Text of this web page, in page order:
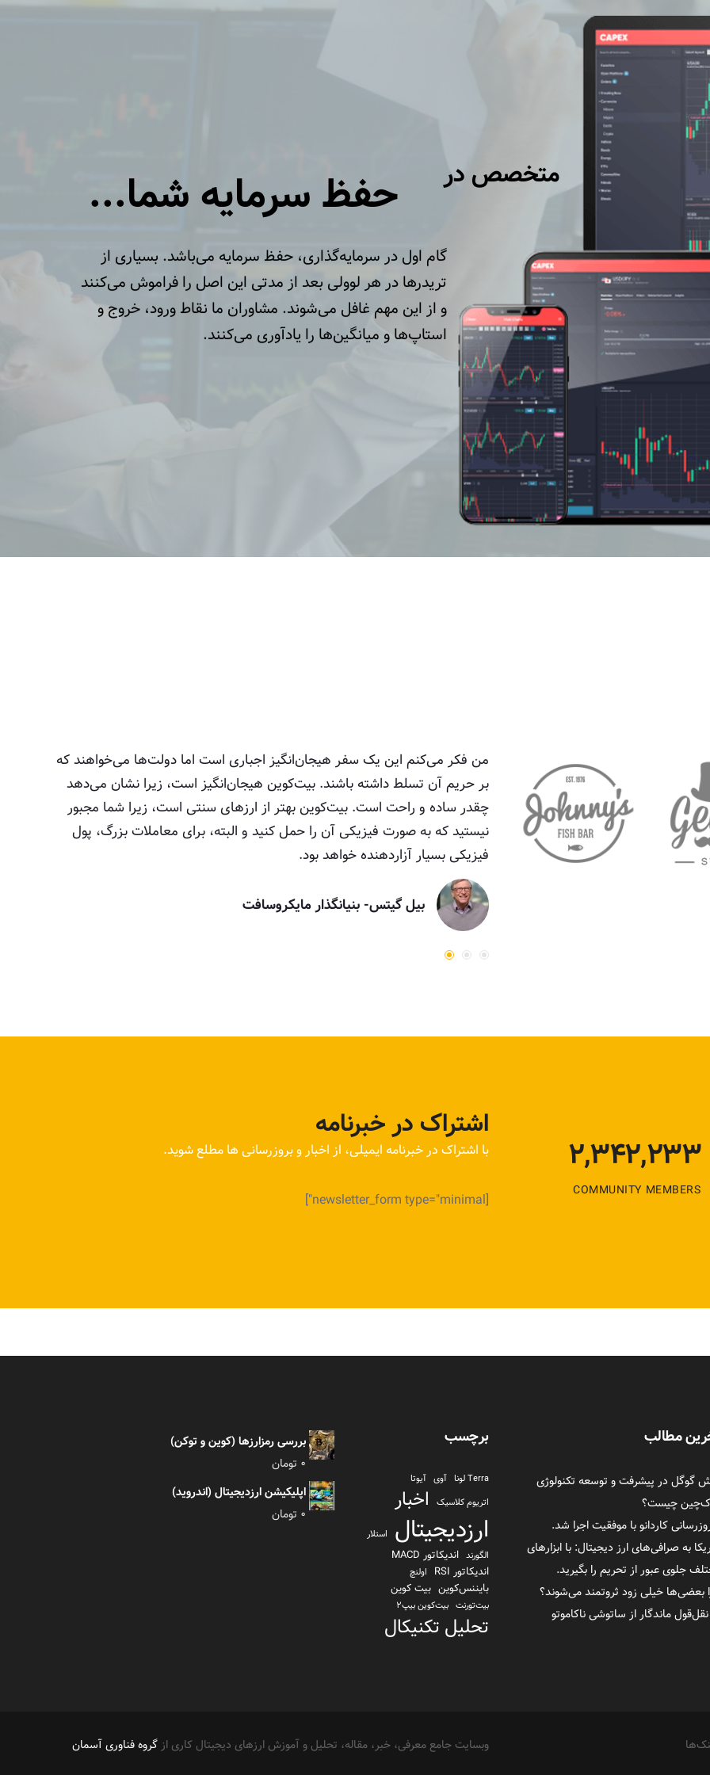
متخصص در حفظ سرمایه شما...
گام اول در سرمایه‌گذاری، حفظ سرمایه می‌باشد. بسیاری از
تریدرها در هر لوولی بعد از مدتی این اصل را فراموش می‌کنند
و از این مهم غافل می‌شوند. مشاوران ما نقاط ورود، خروج و
استاپ‌ها و میانگین‌ها را یادآوری می‌کنند.
من فکر می‌کنم این یک سفر هیجان‌انگیز اجباری است اما دولت‌ها می‌خواهند که
بر حریم آن تسلط داشته باشند. بیت‌کوین هیجان‌انگیز است، زیرا نشان می‌دهد
چقدر ساده و راحت است. بیت‌کوین بهتر از ارز‌های سنتی است، زیرا شما مجبور
نیستید که به صورت فیزیکی آن را حمل کنید و البته، برای معاملات بزرگ، پول
فیزیکی بسیار آزاردهنده خواهد بود.
بیل گیتس- بنیانگذار مایکروسافت
و بسیار ویژه. من خودم هم در حساب
کرده‌ام.
فعلی شرکت ویرجین گالاکتیک
اشتراک در خبرنامه
با اشتراک در خبرنامه ایمیلی، از اخبار و بروزرسانی ها مطلع شوید.
[newsletter_form type="minimal"]
2,342,233
COMMUNITY MEMBERS
مطالب
گوگل در پیشرفت و توسعه تکنولوژی
چیست؟
کاردانو با موفقیت اجرا شد.
به صرافی‌های ارز دیجیتال: با ابزارهای
جلوی عبور از تحریم را بگیرید.
بعضی‌ها خیلی زود ثروتمند می‌شوند؟
برچسب
Terra لونا آوی آیوتا
اتریوم کلاسیک
اخبار
ارزدیجیتال
استلار
الگورند اندیکاتور MACD
اندیکاتور RSI
اولنچ
بایننس‌کوین بیت کوین
بیت‌تورنت بیت‌کوین بیپ2
تحلیل تکنیکال
رمزارز
مقالات
بررسی رمزارزها (کوین و توکن)
0 تومان
اپلیکیشن ارزدیجیتال (اندروید)
0 تومان
وبسایت جامع معرفی، خبر، مقاله، تحلیل و آموزش ارزهای دیجیتال کاری ازگروه فناوری آسمان